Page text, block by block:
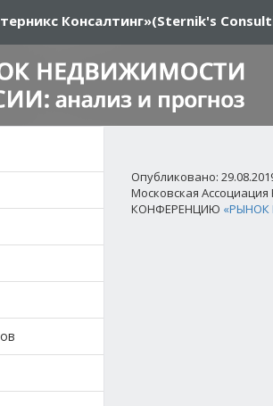
Консалтинг»(Sternik's
Опубликовано:
Московская
КОНФЕРЕНЦИЮ «РЫНОК